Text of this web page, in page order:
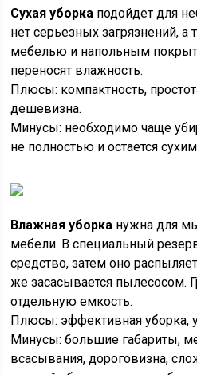
Сухая уборка подойдет для
нет серьезных загрязнений, а
мебелью и напольным
переносят влажность.
Плюсы: компактность,
дешевизна.
Минусы: необходимо чаще
не полностью и остается
Влажная уборка нужна для
мебели. В специальный
средство, затем оно
же засасывается пылесосом.
отдельную емкость.
Плюсы: эффективная уборка,
Минусы: большие габариты,
всасывания, дороговизна,